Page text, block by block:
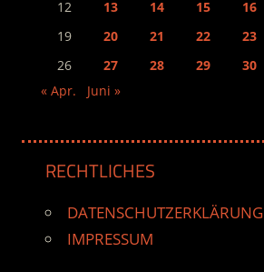
12
13 14 15 16
19
20 21 22 23
26
27 28 29 30
« Apr.
Juni »
RECHTLICHES
DATENSCHUTZERKLÄRUNG
IMPRESSUM